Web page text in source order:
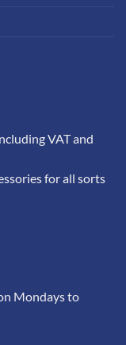
VAT and
for all sorts
Mondays to